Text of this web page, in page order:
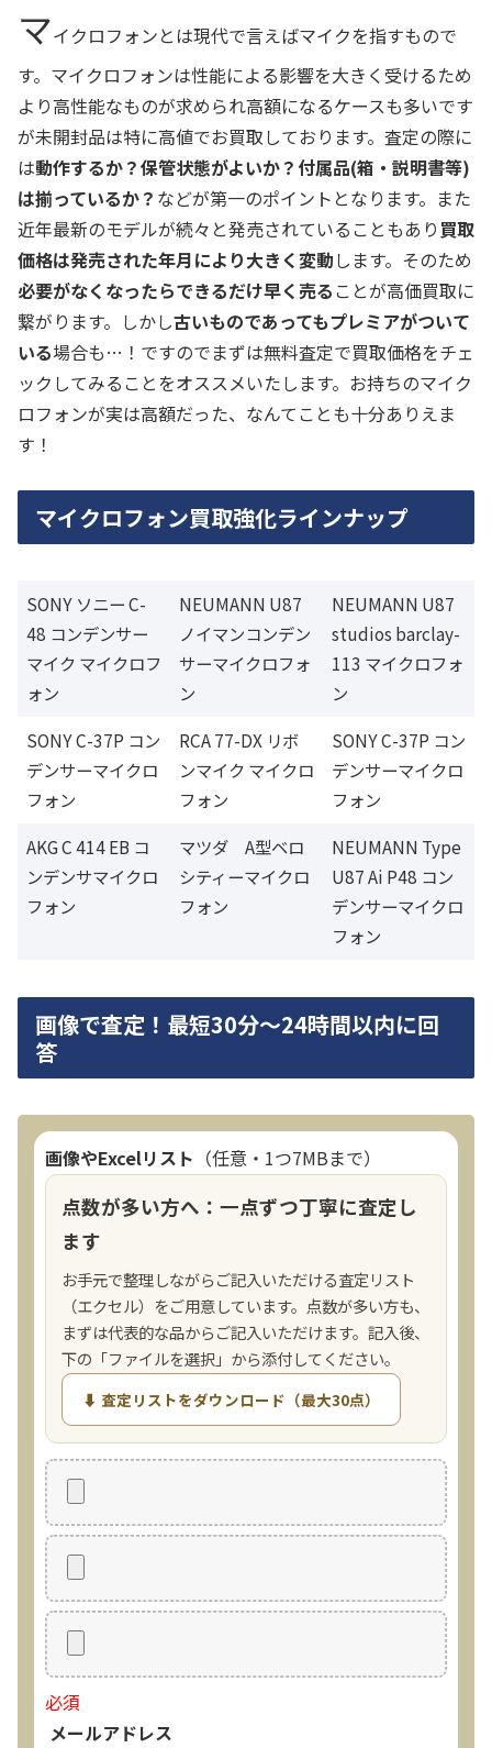
マイクロフォンとは現代で言えばマイクを指すもので
す。マイクロフォンは性能による影響を大きく受けるため
より高性能なものが求められ高額になるケースも多いです
が未開封品は特に高値でお買取しております。査定の際に
は動作するか？保管状態がよいか？付属品(箱・説明書等)
は揃っているか？ などが第一のポイントとなります。また
近年最新のモデルが続々と発売されていることもあり 買取
価格は発売された年月により大きく変動します。そのため
必要がなくなったらできるだけ早く売る ことが高価買取に
繋がります。しかし古いものであってもプレミアがついて
いる場合も…！ですのでまずは無料査定で買取価格をチェ
ックしてみることをオススメいたします。お持ちのマイク
ロフォンが実は高額だった、なんてことも十分ありえま
す！
マイクロフォン買取強化ラインナップ
SONY ソニー C-
48 コンデンサー
マイク マイクロフ
ォン
NEUMANN U87
ノイマンコンデン
サーマイクロフォ
ン
NEUMANN U87
studios barclay-
113 マイクロフォ
ン
SONY C-37P コン
デンサーマイクロ
フォン
RCA 77-DX リボ
ンマイク マイクロ
フォン
SONY C-37P コン
デンサーマイクロ
フォン
AKG C 414 EB コ
ンデンサマイクロ
フォン
マツダ A型ベロ
シティーマイクロ
フォン
NEUMANN Type
U87 Ai P48 コン
デンサーマイクロ
フォン
画像で査定！最短30分～24時間以内に回
答
画像やExcelリスト （任意・1つ7MBまで）
点数が多い方へ：一点ずつ丁寧に査定し
ます
お手元で整理しながらご記入いただける査定リスト
（エクセル）をご用意しています。点数が多い方も、
まずは代表的な品からご記入いただけます。記入後、
下の「ファイルを選択」から添付してください。
⬇ 査定リストをダウンロード（最大30点）
必須
メールアドレス